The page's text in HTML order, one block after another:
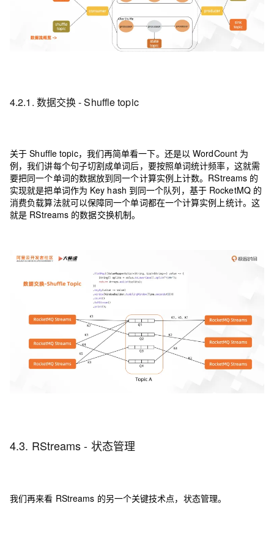
4.2.1. 数据交换 - Shuffle topic
关于 Shuffle topic，我们再简单看一下。还是以 WordCount 为
例，我们讲每个句子切割成单词后，要按照单词统计频率，这就需
要把同一个单词的数据放到同一个计算实例上计数。RStreams 的
实现就是把单词作为 Key hash 到同一个队列，基于 RocketMQ 的
消费负载算法就可以保障同一个单词都在一个计算实例上统计。这
就是 RStreams 的数据交换机制。
4.3. RStreams - 状态管理
我们再来看 RStreams 的另一个关键技术点，状态管理。